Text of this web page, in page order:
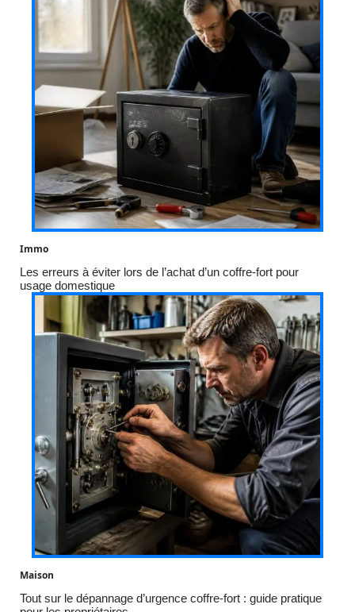
Immo
Les erreurs à éviter lors de l’achat d’un coffre-fort pour
usage domestique
Maison
Tout sur le dépannage d’urgence coffre-fort : guide pratique